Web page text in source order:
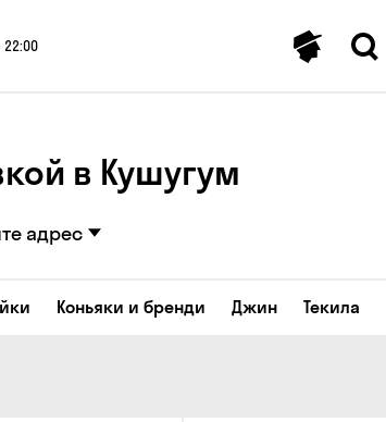
22:00
в ​​Кушугум
адрес
Коньяки и бренди Джин Текила